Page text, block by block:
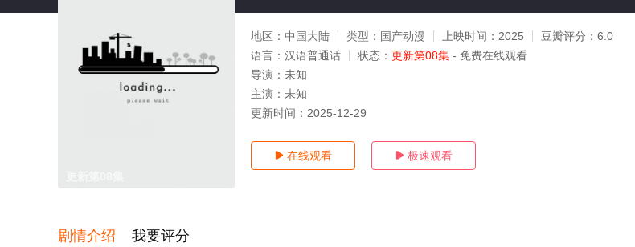
地区： 中国大陆 类型： 国产动漫 上映时间： 2025 豆瓣评分： 6.0
语言： 汉语普通话 状态： 更新第08集 - 免费在线观看
导演： 未知
主演： 未知
更新时间： 2025-12-29
 在线观看  极速观看
剧情介绍 我要评分